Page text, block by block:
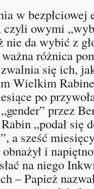
w bezpłciowej
czyli owymi
da wybić z
różnica
zwalnia się ich,
Wielkim
po
przez
„podał się
a sześć
i
na niego
– Papież